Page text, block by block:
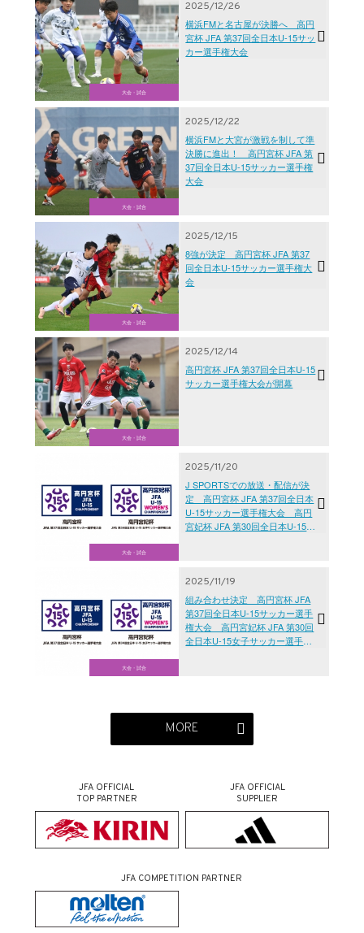
大会・試合
2025/12/26
横浜FMと名古屋が決勝へ 高円
宮杯 JFA 第37回全日本U-15サッ
カー選手権大会
大会・試合
2025/12/22
横浜FMと大宮が激戦を制して準
決勝に進出！ 高円宮杯 JFA 第
37回全日本U-15サッカー選手権
大会
大会・試合
2025/12/15
8強が決定 高円宮杯 JFA 第37
回全日本U-15サッカー選手権大
会
大会・試合
2025/12/14
高円宮杯 JFA 第37回全日本U-15
サッカー選手権大会が開幕
大会・試合
2025/11/20
J SPORTSでの放送・配信が決
定 高円宮杯 JFA 第37回全日本
U-15サッカー選手権大会 高円
宮妃杯 JFA 第30回全日本U-15女
大会・試合
2025/11/19
組み合わせ決定 高円宮杯 JFA
第37回全日本U-15サッカー選手
権大会 高円宮妃杯 JFA 第30回
全日本U-15女子サッカー選手権
MORE
JFA OFFICIAL
TOP PARTNER
JFA OFFICIAL
SUPPLIER
JFA COMPETITION PARTNER